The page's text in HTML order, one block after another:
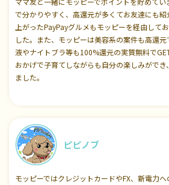
で分かりやすく、高還元が多くてお友達にも
上がったPayPayグルメもモッピーを経由して
した。また、モッピーは美容系の案件も高還
液やナイトブラ等も100%還元の実質無料で
おかげで子育てしながらも自分の楽しみがで
ました。
ピピノブ
モッピーではクレジットカードやFX、新電力